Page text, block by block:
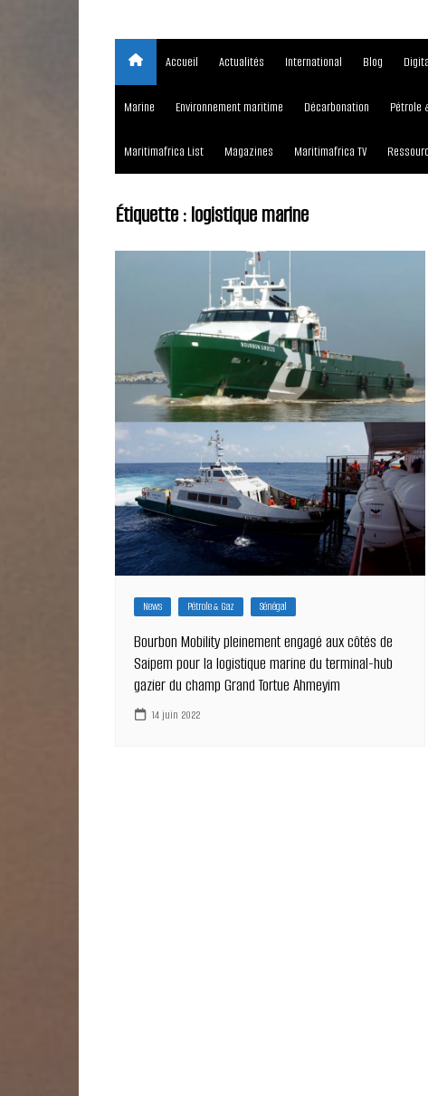
Accueil Actualités International Blog
Marine Environnement maritime Décarbonation Pétrole
Maritimafrica List Magazines Maritimafrica TV
Étiquette :logistique marine
News Pétrole & Gaz Sénégal
Bourbon Mobility pleinement engagé aux côtés de
Saipem pour la logistique marine du terminal-hub
gazier du champ Grand Tortue Ahmeyim
14 juin 2022